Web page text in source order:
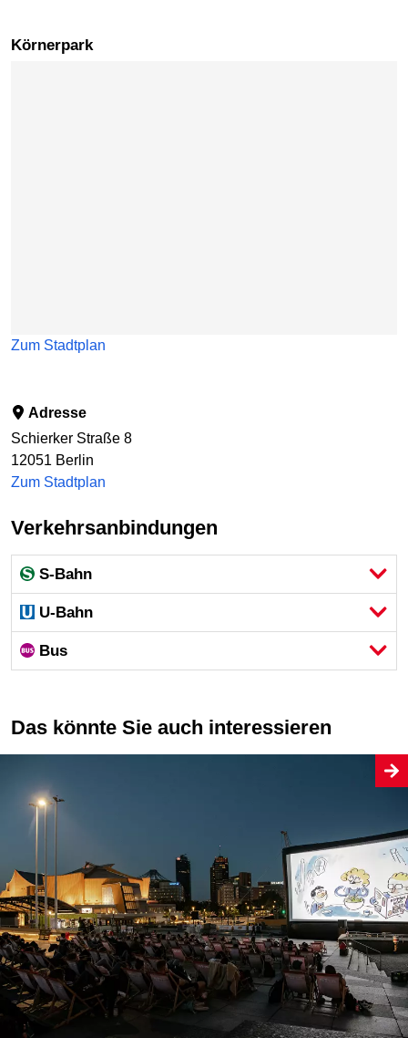
Körnerpark
Zum Stadtplan
Adresse
Schierker Straße 8
12051 Berlin
Zum Stadtplan
Verkehrsanbindungen
S-Bahn
U-Bahn
Bus
Das könnte Sie auch interessieren